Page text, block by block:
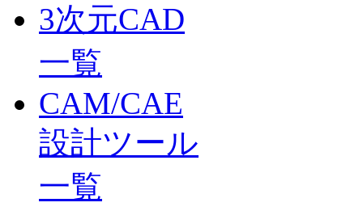
3次元CAD
一覧
CAM/CAE
設計ツール
一覧